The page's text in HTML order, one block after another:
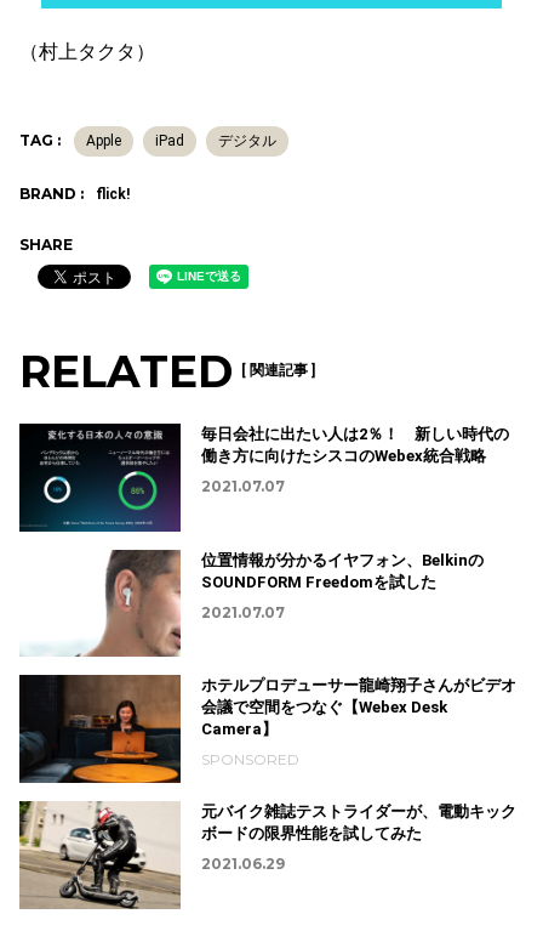
（村上タクタ）
TAG : Apple iPad デジタル
BRAND : flick!
SHARE
RELATED [ 関連記事 ]
毎日会社に出たい人は2％！ 新しい時代の
働き方に向けたシスコのWebex統合戦略
2021.07.07
位置情報が分かるイヤフォン、Belkinの
SOUNDFORM Freedomを試した
2021.07.07
ホテルプロデューサー龍崎翔子さんがビデオ
会議で空間をつなぐ【Webex Desk
Camera】
SPONSORED
元バイク雑誌テストライダーが、電動キック
ボードの限界性能を試してみた
2021.06.29